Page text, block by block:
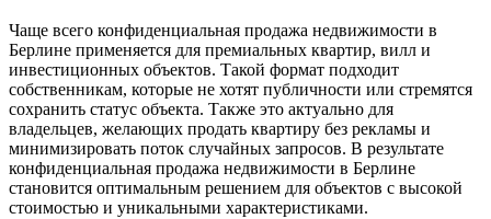
Чаще всего конфиденциальная продажа недвижимости в
Берлине применяется для премиальных квартир, вилл и
инвестиционных объектов. Такой формат подходит
собственникам, которые не хотят публичности или стремятся
сохранить статус объекта. Также это актуально для
владельцев, желающих продать квартиру без рекламы и
минимизировать поток случайных запросов. В результате
конфиденциальная продажа недвижимости в Берлине
становится оптимальным решением для объектов с высокой
стоимостью и уникальными характеристиками.